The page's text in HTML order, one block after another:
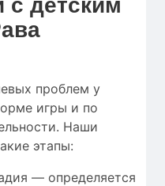
проблем у
игры и по
Наши
этапы:
— определяется